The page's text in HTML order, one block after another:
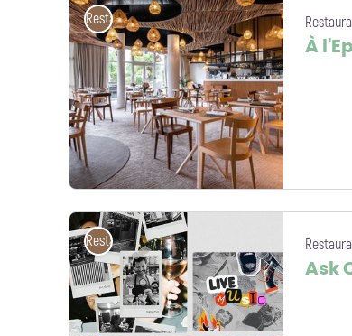
Restaurants
À
Restaurants
Ask